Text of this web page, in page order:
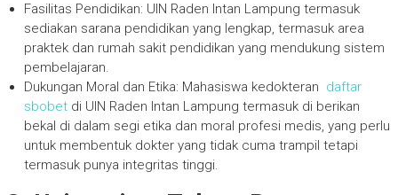
Fasilitas Pendidikan: UIN Raden Intan Lampung termasuk
sediakan sarana pendidikan yang lengkap, termasuk area
praktek dan rumah sakit pendidikan yang mendukung sistem
pembelajaran.
Dukungan Moral dan Etika: Mahasiswa kedokteran daftar
sbobetdi UIN Raden Intan Lampung termasuk di berikan
bekal di dalam segi etika dan moral profesi medis, yang perlu
untuk membentuk dokter yang tidak cuma trampil tetapi
termasuk punya integritas tinggi.